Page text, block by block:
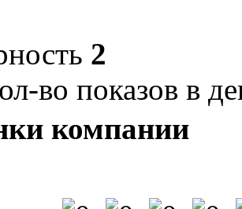
2
во показов в
компании